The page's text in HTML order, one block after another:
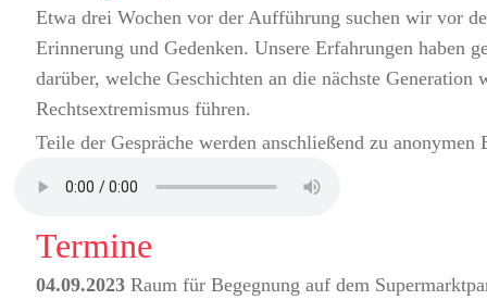
Etwa drei Wochen vor der Aufführung suchen wir vor
Erinnerung und Gedenken. Unsere Erfahrungen haben
darüber, welche Geschichten an die nächste
Rechtsextremismus führen.
Teile der Gespräche werden anschließend zu
Termine
04.09.2023 Raum für Begegnung auf dem